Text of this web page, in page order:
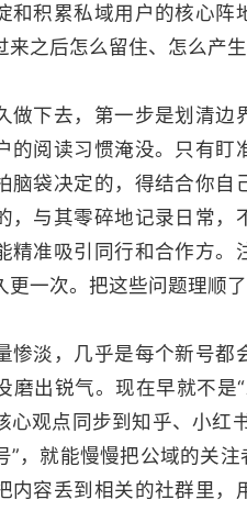
和积累私域用户的核心
来之后怎么留住、怎么产
做下去，第一步是划清
的阅读习惯淹没。只有
脑袋决定的，得结合你
，与其零碎地记录日常
精准吸引同行和合作方
更一次。把这些问题理顺
惨淡，几乎是每个新号都
磨出锐气。现在早就不
心观点同步到知乎、小红
”，就能慢慢把公域的关
内容丢到相关的社群里，